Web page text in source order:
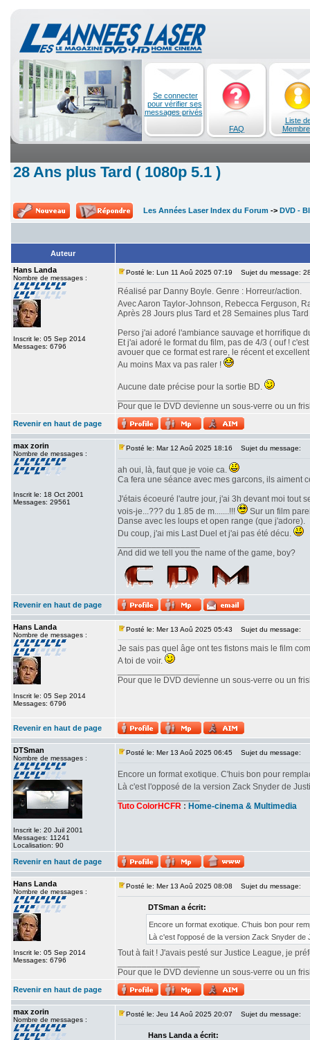
Se connecter
pour vérifier ses
messages privés
FAQ
Liste
28 Ans plus Tard ( 1080p 5.1 )
Les Années Laser Index du Forum -> DVD -
Auteur
Hans Landa
Nombre de messages :
Inscrit le: 05 Sep 2014
Messages: 6796
Posté le: Lun 11 Aoû 2025 07:19 Sujet du message:
Réalisé par Danny Boyle. Genre : Horreur/action.
Avec Aaron Taylor-Johnson, Rebecca Ferguson,
Après 28 Jours plus Tard et 28 Semaines plus
Perso j'ai adoré l'ambiance sauvage et horrifique
Et j'ai adoré le format du film, pas de 4/3 ( ouf !
avouer que ce format est rare, le récent et
Au moins Max va pas raler !
Aucune date précise pour la sortie BD.
Pour que le DVD devienne un sous-verre ou un
Revenir en haut de page
max zorin
Nombre de messages :
Inscrit le: 18 Oct 2001
Messages: 29561
Posté le: Mar 12 Aoû 2025 18:16 Sujet du message:
ah oui, là, faut que je voie ca.
Ca fera une séance avec mes garcons, ils aiment
J'étais écoeuré l'autre jour, j'ai 3h devant moi tout
vois-je...??? du 1.85 de m.......!!!
Sur un film
Danse avec les loups et open range (que j'adore).
Du coup, j'ai mis Last Duel et j'ai pas été décu.
And did we tell you the name of the game, boy?
Revenir en haut de page
Hans Landa
Nombre de messages :
Inscrit le: 05 Sep 2014
Messages: 6796
Posté le: Mer 13 Aoû 2025 05:43 Sujet du message:
Je sais pas quel âge ont tes fistons mais le film
A toi de voir.
Pour que le DVD devienne un sous-verre ou un
Revenir en haut de page
DTSman
Nombre de messages :
Inscrit le: 20 Juil 2001
Messages: 11241
Localisation: 90
Posté le: Mer 13 Aoû 2025 06:45 Sujet du message:
Encore un format exotique. C'huis bon pour
Là c'est l'opposé de la version Zack Snyder de
Tuto ColorHCFR : Home-cinema & Multimedia
Revenir en haut de page
Hans Landa
Nombre de messages :
Inscrit le: 05 Sep 2014
Messages: 6796
Posté le: Mer 13 Aoû 2025 08:08 Sujet du message:
DTSman a écrit:
Encore un format exotique. C'huis bon pour
Là c'est l'opposé de la version Zack Snyder de
Tout à fait ! J'avais pesté sur Justice League, je
Pour que le DVD devienne un sous-verre ou un
Revenir en haut de page
max zorin
Nombre de messages :
Posté le: Jeu 14 Aoû 2025 20:07 Sujet du message:
Hans Landa a écrit: